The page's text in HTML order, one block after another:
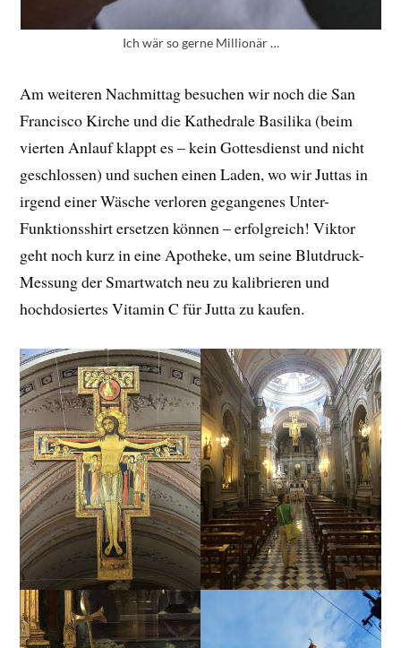
Ich wär so gerne Millionär …
Am weiteren Nachmittag besuchen wir noch die San
Francisco Kirche und die Kathedrale Basilika (beim
vierten Anlauf klappt es – kein Gottesdienst und nicht
geschlossen) und suchen einen Laden, wo wir Juttas in
irgend einer Wäsche verloren gegangenes Unter-
Funktionsshirt ersetzen können – erfolgreich! Viktor
geht noch kurz in eine Apotheke, um seine Blutdruck-
Messung der Smartwatch neu zu kalibrieren und
hochdosiertes Vitamin C für Jutta zu kaufen.